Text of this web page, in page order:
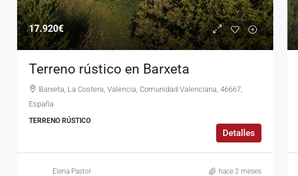
17.920€
Terreno rústico en Barxeta
Barxeta, La Costera, Valencia, Comunidad Valenciana, 46667,
España
TERRENO RÚSTICO
Detalles
Elena Pastor hace 2 meses